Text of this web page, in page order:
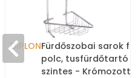
DIPLONFürdőszobai sarok fém
polc, tusfürdőtartó - 2
szintes - Krómozott